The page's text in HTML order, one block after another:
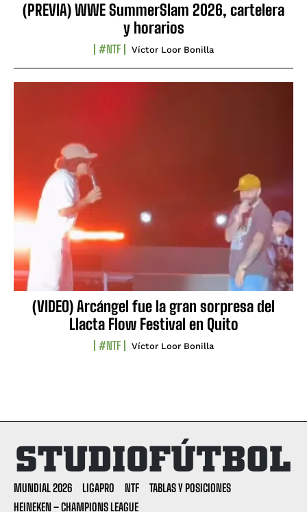
(PREVIA) WWE SummerSlam 2026, cartelera
y horarios
#NTF Víctor Loor Bonilla
(VIDEO) Arcángel fue la gran sorpresa del
Llacta Flow Festival en Quito
#NTF Víctor Loor Bonilla
MUNDIAL 2026 LIGAPRO NTF
TABLAS Y POSICIONES
HEINEKEN – CHAMPIONS LEAGUE